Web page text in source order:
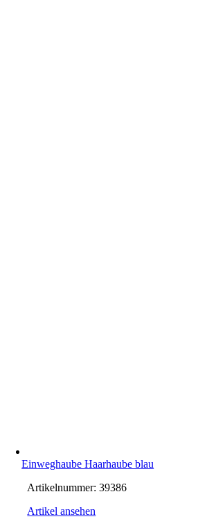
Einweghaube Haarhaube blau
Artikelnummer:39386
Artikel ansehen